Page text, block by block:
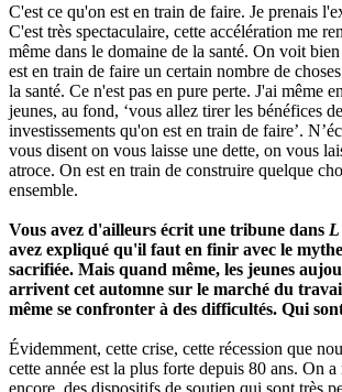
C'est ce qu'on est en train de faire. Je prenais
C'est très spectaculaire, cette accélération me
même dans le domaine de la santé. On voit
est en train de faire un certain nombre de
la santé. Ce n'est pas en pure perte. J'ai même
jeunes, au fond, ‘vous allez tirer les bénéfices
investissements qu'on est en train de faire’.
vous disent on vous laisse une dette, on vous
atroce. On est en train de construire quelque
ensemble.
Vous avez d'ailleurs écrit une tribune dans
avez expliqué qu'il faut en finir avec le
sacrifiée. Mais quand même, les jeunes
arrivent cet automne sur le marché du
même se confronter à des difficultés. Qui
Évidemment, cette crise, cette récession que
cette année est la plus forte depuis 80 ans. On a
encore, des dispositifs de soutien qui sont très